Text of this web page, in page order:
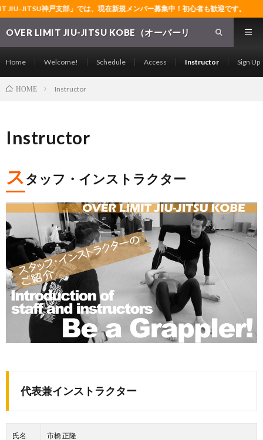
神戸支部」では、現在新規メンバー募集中！初心者も歓迎です。
OVER LIMIT JIU-JITSU KOBE（オーバーリ
ラップリング・レスリング・ブラジリアン柔術
の常設道場～
Home Welcome! Schedule Access Instructor Sign Up
HOME Instructor
Instructor
スタッフ・インストラクター
代表兼インストラクター
氏名 市橋 正隆